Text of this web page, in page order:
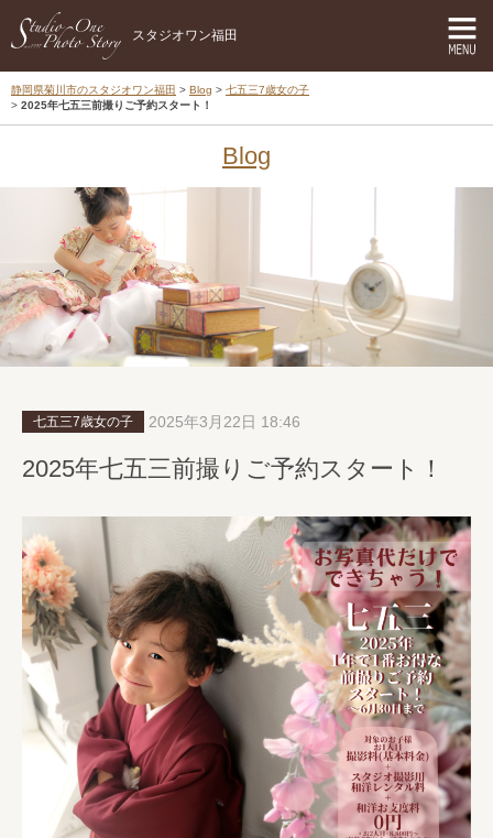
スタジオワン福田
静岡県菊川市のスタジオワン福田 Blog
七五三7歳女の子
2025年七五三前撮りご予約スタート！
Blog
七五三7歳女の子 2025年3月22日 18:46
2025年七五三前撮りご予約スタート！